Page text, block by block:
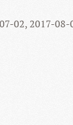
02, 2017-08-